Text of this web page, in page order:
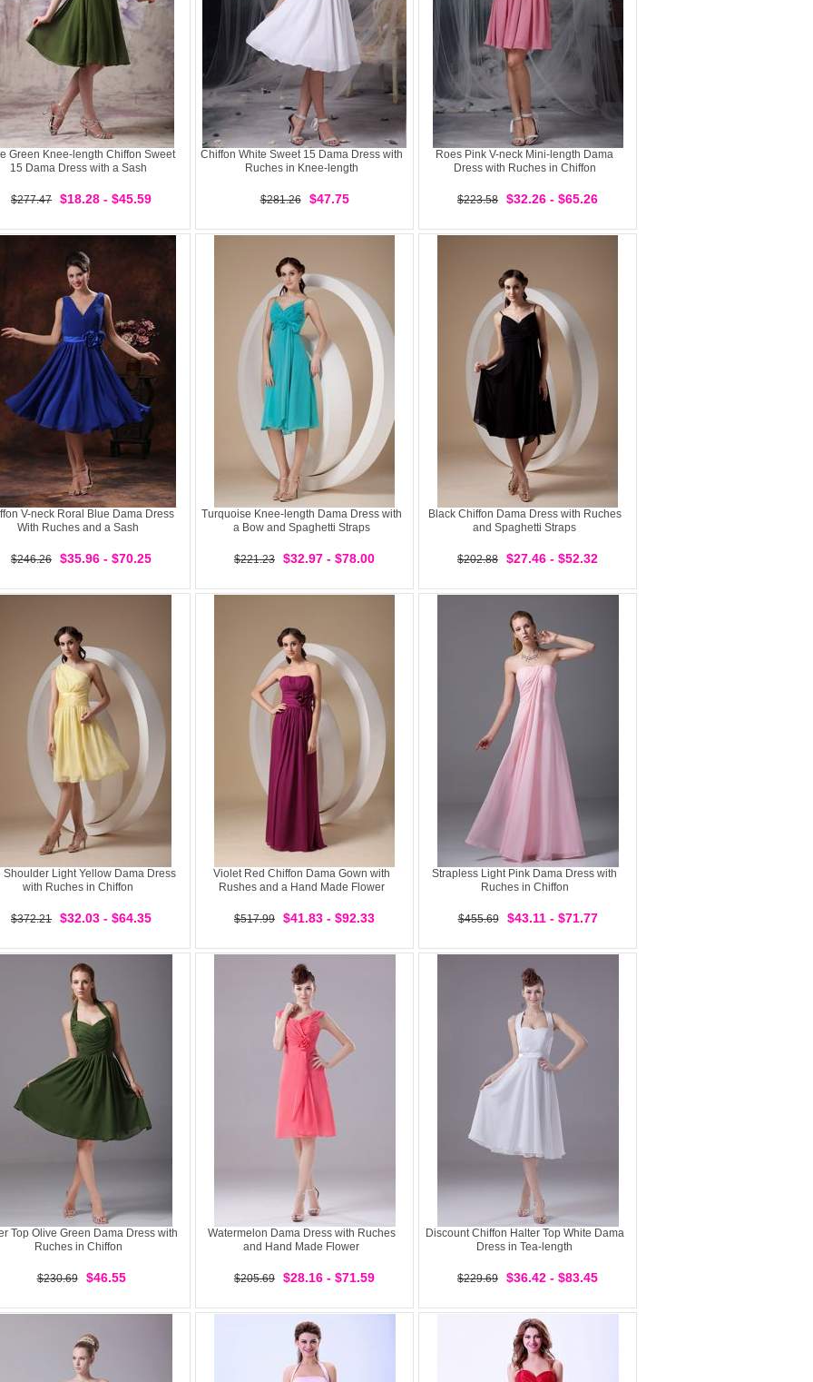
Green Knee-length Chiffon Sweet
15 Dama Dress with a Sash
$277.47 $18.28 - $45.59
Chiffon White Sweet 15 Dama Dress with
Ruches in Knee-length
$281.26 $47.75
Roes Pink V-neck Mini-length Dama
Dress with Ruches in Chiffon
$223.58 $32.26 - $65.26
V-neck Roral Blue Dama Dress
With Ruches and a Sash
$246.26 $35.96 - $70.25
Turquoise Knee-length Dama Dress with
a Bow and Spaghetti Straps
$221.23 $32.97 - $78.00
Black Chiffon Dama Dress with Ruches
and Spaghetti Straps
$202.88 $27.46 - $52.32
Shoulder Light Yellow Dama Dress
with Ruches in Chiffon
$372.21 $32.03 - $64.35
Violet Red Chiffon Dama Gown with
Rushes and a Hand Made Flower
$517.99 $41.83 - $92.33
Strapless Light Pink Dama Dress with
Ruches in Chiffon
$455.69 $43.11 - $71.77
Top Olive Green Dama Dress with
Ruches in Chiffon
$230.69 $46.55
Watermelon Dama Dress with Ruches
and Hand Made Flower
$205.69 $28.16 - $71.59
Discount Chiffon Halter Top White Dama
Dress in Tea-length
$229.69 $36.42 - $83.45